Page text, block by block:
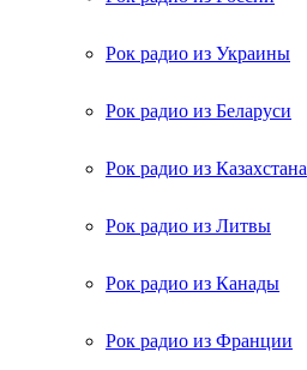
Рок радио из Украины
Рок радио из Беларуси
Рок радио из Казахстана
Рок радио из Литвы
Рок радио из Канады
Рок радио из Франции